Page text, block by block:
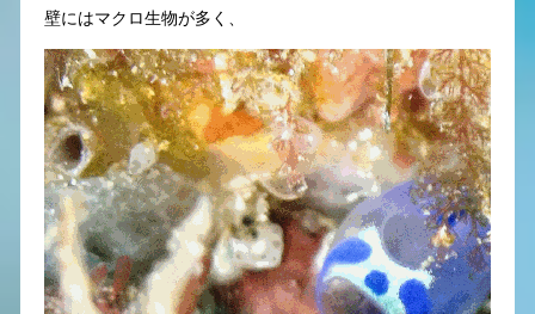
壁にはマクロ生物が多く、